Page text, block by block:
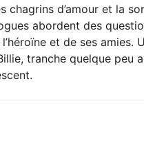
chagrins d’amour et la
abordent des
et de ses amies.
tranche quelque peu